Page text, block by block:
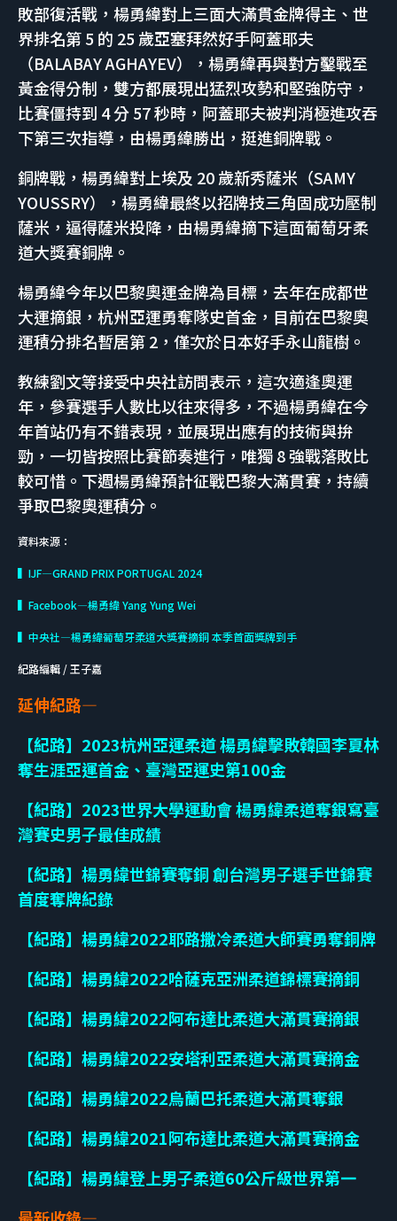
敗部復活戰，楊勇緯對上三面大滿貫金牌得主、世
界排名第 5 的 25 歲亞塞拜然好手阿蓋耶夫
（BALABAY AGHAYEV），楊勇緯再與對方鑿戰至
黃金得分制，雙方都展現出猛烈攻勢和堅強防守，
比賽僵持到 4 分 57 秒時，阿蓋耶夫被判消極進攻吞
下第三次指導，由楊勇緯勝出，挺進銅牌戰。
銅牌戰，楊勇緯對上埃及 20 歲新秀薩米（SAMY
YOUSSRY），楊勇緯最終以招牌技三角固成功壓制
薩米，逼得薩米投降，由楊勇緯摘下這面葡萄牙柔
道大獎賽銅牌。
楊勇緯今年以巴黎奧運金牌為目標，去年在成都世
大運摘銀，杭州亞運勇奪隊史首金，目前在巴黎奧
運積分排名暫居第 2，僅次於日本好手永山龍樹。
教練劉文等接受中央社訪問表示，這次適逢奧運
年，參賽選手人數比以往來得多，不過楊勇緯在今
年首站仍有不錯表現，並展現出應有的技術與拚
勁，一切皆按照比賽節奏進行，唯獨 8 強戰落敗比
較可惜。下週楊勇緯預計征戰巴黎大滿貫賽，持續
爭取巴黎奧運積分。
資料來源：
▍IJF—GRAND PRIX PORTUGAL 2024
▍Facebook—楊勇緯 Yang Yung Wei
▍中央社—楊勇緯葡萄牙柔道大獎賽摘銅 本季首面獎牌到手
紀路編輯 / 王子嘉
延伸紀路—
【紀路】2023杭州亞運柔道 楊勇緯擊敗韓國李夏林
奪生涯亞運首金、臺灣亞運史第100金
【紀路】2023世界大學運動會 楊勇緯柔道奪銀寫臺
灣賽史男子最佳成績
【紀路】楊勇緯世錦賽奪銅 創台灣男子選手世錦賽
首度奪牌紀錄
【紀路】楊勇緯2022耶路撒冷柔道大師賽勇奪銅牌
【紀路】楊勇緯2022哈薩克亞洲柔道錦標賽摘銅
【紀路】楊勇緯2022阿布達比柔道大滿貫賽摘銀
【紀路】楊勇緯2022安塔利亞柔道大滿貫賽摘金
【紀路】楊勇緯2022烏蘭巴托柔道大滿貫奪銀
【紀路】楊勇緯2021阿布達比柔道大滿貫賽摘金
【紀路】楊勇緯登上男子柔道60公斤級世界第一